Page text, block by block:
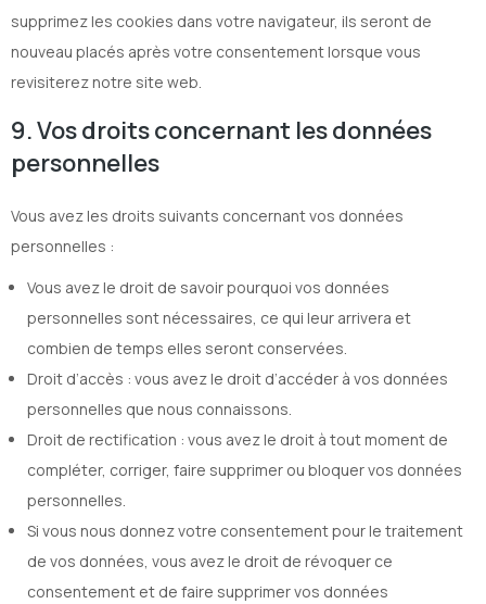
supprimez les cookies dans votre navigateur, ils seront de
nouveau placés après votre consentement lorsque vous
revisiterez notre site web.
9. Vos droits concernant les données
personnelles
Vous avez les droits suivants concernant vos données
personnelles :
Vous avez le droit de savoir pourquoi vos données
personnelles sont nécessaires, ce qui leur arrivera et
combien de temps elles seront conservées.
Droit d’accès : vous avez le droit d’accéder à vos données
personnelles que nous connaissons.
Droit de rectification : vous avez le droit à tout moment de
compléter, corriger, faire supprimer ou bloquer vos données
personnelles.
Si vous nous donnez votre consentement pour le traitement
de vos données, vous avez le droit de révoquer ce
consentement et de faire supprimer vos données